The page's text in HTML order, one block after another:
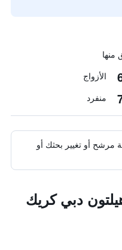
الأزواج
منفرد
مرشح أو تغيير بحثك أو
دبي كريك